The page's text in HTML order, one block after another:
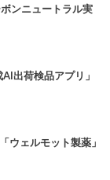
ンニュートラル実
出荷検品アプリ」
ウェルモット製薬」